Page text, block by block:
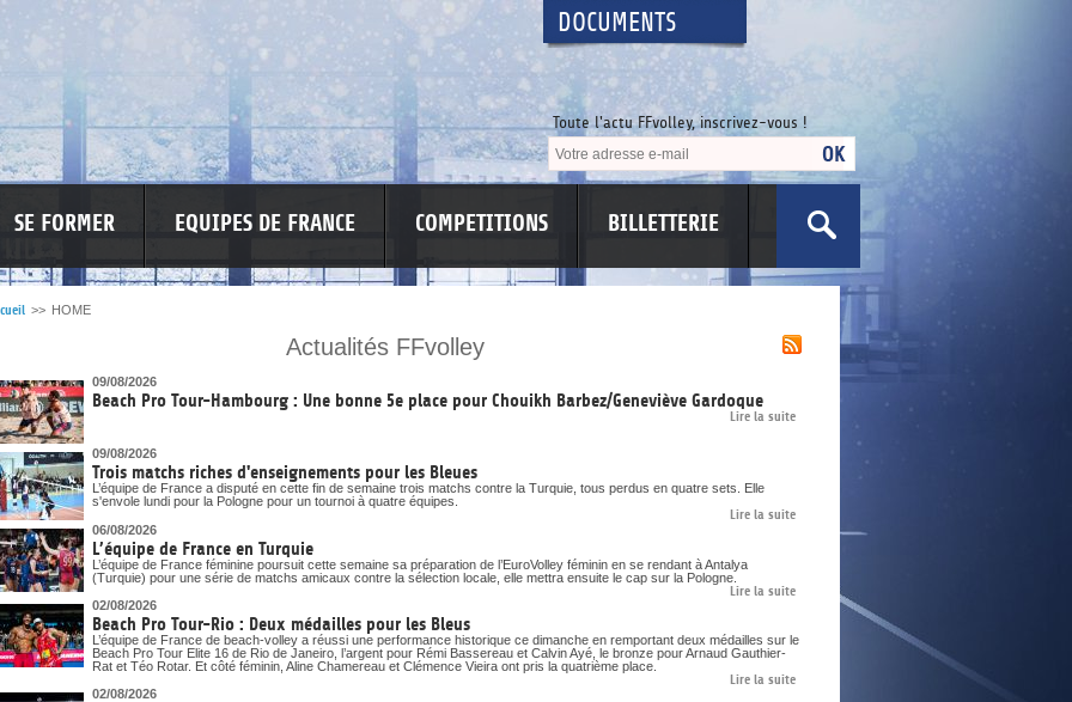
DOCUMENTS
Toute l'actu FFvolley, inscrivez-vous !
SE FORMER EQUIPES DE FRANCE COMPETITIONS BILLETTERIE
INFORMATIONS CORONAVIRUS
SITUATION SANITAIRE
COVID-19
>> HOME
Actualités FFvolley
09/08/2026
Beach Pro Tour-Hambourg : Une bonne 5e place pour Chouikh Barbez/Geneviève Gardoque
Lire la suite
09/08/2026
Trois matchs riches d'enseignements pour les Bleues
L’équipe de France a disputé en cette fin de semaine trois matchs contre la Turquie, tous perdus en quatre sets. Elle
s'envole lundi pour la Pologne pour un tournoi à quatre équipes.
Lire la suite
06/08/2026
L’équipe de France en Turquie
L’équipe de France féminine poursuit cette semaine sa préparation de l’EuroVolley féminin en se rendant à Antalya
(Turquie) pour une série de matchs amicaux contre la sélection locale, elle mettra ensuite le cap sur la Pologne.
Lire la suite
02/08/2026
Beach Pro Tour-Rio : Deux médailles pour les Bleus
L’équipe de France de beach-volley a réussi une performance historique ce dimanche en remportant deux médailles sur le
Beach Pro Tour Elite 16 de Rio de Janeiro, l’argent pour Rémi Bassereau et Calvin Ayé, le bronze pour Arnaud Gauthier-
Rat et Téo Rotar. Et côté féminin, Aline Chamereau et Clémence Vieira ont pris la quatrième place.
Lire la suite
02/08/2026